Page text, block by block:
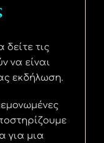
τις
να είναι
εκδήλωση.
για μια